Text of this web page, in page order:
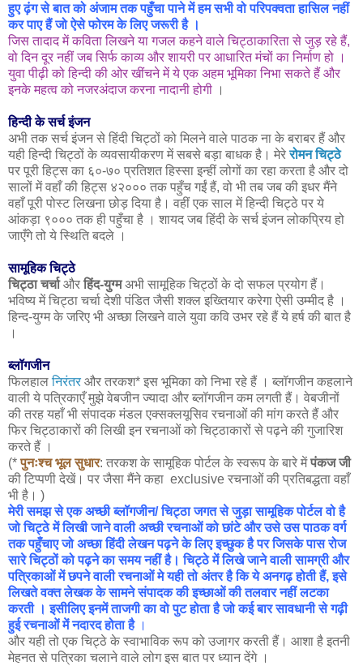
हुए ढ़ंग से बात को अंजाम तक पहुँचा पाने में हम सभी वो परिपक्वता हासिल नहीं
कर पाए हैं जो ऐसे फोरम के लिए जरूरी है ।
जिस तादाद में कविता लिखने या गजल कहने वाले चिट्ठाकारिता से जुड़ रहे हैं,
वो दिन दूर नहीं जब सिर्फ काव्य और शायरी पर आधारित मंचों का निर्माण हो ।
युवा पीढ़ी को हिन्दी की ओर खींचने में ये एक अहम भूमिका निभा सकते हैं और
इनके महत्व को नजरअंदाज करना नादानी होगी ।
हिन्दी के सर्च इंजन
अभी तक सर्च इंजन से हिंदी चिट्ठों को मिलने वाले पाठक ना के बराबर हैं और
यही हिन्दी चिट्ठों के व्यवसायीकरण में सबसे बड़ा बाधक है। मेरेरोमन चिट्ठे
पर पूरी हिट्स का ६०-७० प्रतिशत हिस्सा इन्हीं लोगों का रहा करता है और दो
सालों में वहाँ की हिट्स ४२००० तक पहुँच गईं हैं, वो भी तब जब की इधर मैंने
वहाँ पूरी पोस्ट लिखना छोड़ दिया है। वहीं एक साल में हिन्दी चिट्ठे पर ये
आंकड़ा ९००० तक ही पहुँचा है । शायद जब हिंदी के सर्च इंजन लोकप्रिय हो
जाएँगे तो ये स्थिति बदले ।
सामूहिक चिट्ठे
चिट्ठा चर्चाऔरहिंद-युग्मअभी सामूहिक चिट्ठों के दो सफल प्रयोग हैं।
भविष्य में चिट्ठा चर्चा देशी पंडित जैसी शक्ल इख्तियार करेगा ऐसी उम्मीद है ।
हिन्द-युग्म के जरिए भी अच्छा लिखने वाले युवा कवि उभर रहे हैं ये हर्ष की बात है
।
ब्लॉगजीन
फिलहालनिरंतर और तरकश* इस भूमिका को निभा रहे हैं । ब्लॉगजीन कहलाने
वाली ये पत्रिकाएँ मुझे वेबजीन ज्यादा और ब्लॉगजीन कम लगती हैं। वेबजीनों
की तरह यहाँ भी संपादक मंडल एक्सक्लयूसिव रचनाओं की मांग करते हैं और
फिर चिट्ठाकारों की लिखी इन रचनाओं को चिट्ठाकारों से पढ़ने की गुजारिश
करते हैं ।
(*पुनःश्च भूल सुधार: तरकश के सामूहिक पोर्टल के स्वरूप के बारे मेंपंकज जी
की टिप्पणी देखें। पर जैसा मैंने कहा ‍ exclusive रचनाओं की प्रतिबद्धता वहाँ
भी है। )
मेरी समझ से एक अच्छी ब्लॉगजीन/ चिट्ठा जगत से जुड़ा सामूहिक पोर्टल वो है
जो चिट्ठे में लिखी जाने वाली अच्छी रचनाओं को छांटे और उसे उस पाठक वर्ग
तक पहुँचाए जो अच्छा हिंदी लेखन पढ़ने के लिए इच्छुक है पर जिसके पास रोज
सारे चिट्ठों को पढ़ने का समय नहीं है। चिट्ठे में लिखे जाने वाली सामग्री और
पत्रिकाओं में छपने वाली रचनाओं मे यही तो अंतर है कि ये अनगढ़ होती हैं, इसे
लिखते वक्त लेखक के सामने संपादक की इच्छाओं की तलवार नहीं लटका
करती । इसीलिए इनमें ताजगी का वो पुट होता है जो कई बार सावधानी से गढ़ी
हुई रचनाओं में नदारद होता है।
और यही तो एक चिट्ठे के स्वाभाविक रूप को उजागर करती हैं। आशा है इतनी
मेहनत से पत्रिका चलाने वाले लोग इस बात पर ध्यान देंगे ।